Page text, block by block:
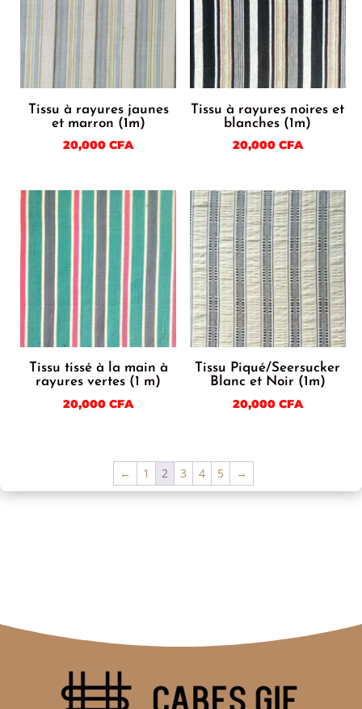
Tissu à rayures jaunes
et marron (1m)
20,000CFA
Tissu à rayures noires et
blanches (1m)
20,000 CFA
Tissu tissé à la main à
rayures vertes (1 m)
20,000CFA
Tissu Piqué/Seersucker
Blanc et Noir (1m)
20,000 CFA
← 1 2 3 4 5 →